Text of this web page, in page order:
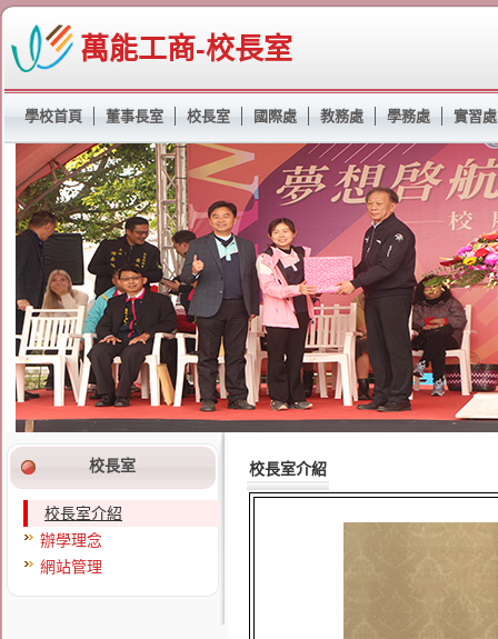
萬能工商-校長室
學校首頁 董事長室 校長室 國際處 教務處 學務處 實習處
校長室
校長室介紹
辦學理念
網站管理
校長室介紹